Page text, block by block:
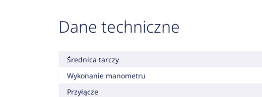
Dane techniczne
Średnica tarczy
Wykonanie manometru
Przyłącze